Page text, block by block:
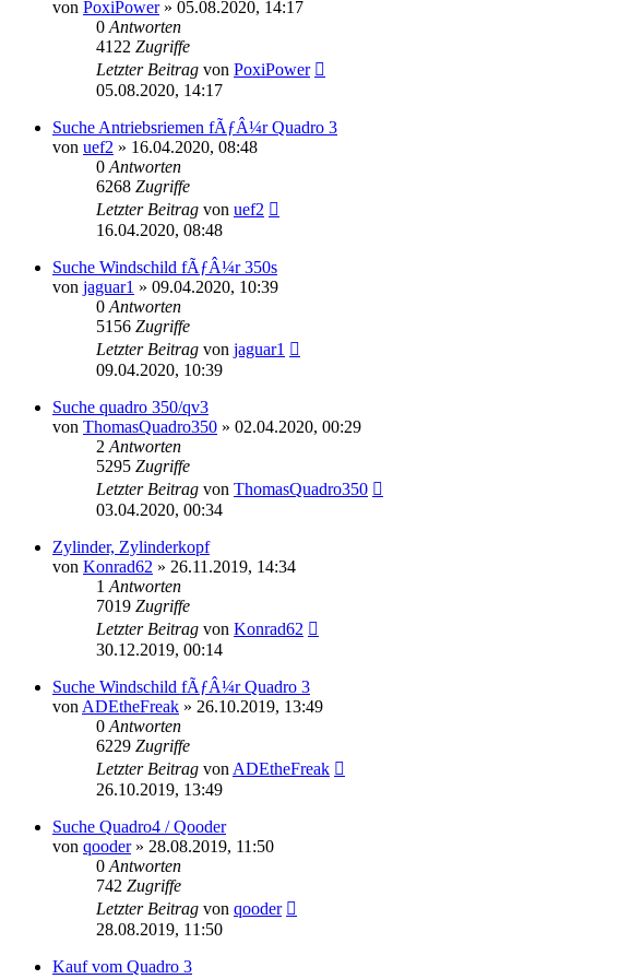
von PoxiPower» 05.08.2020, 14:17
0 Antworten
4122 Zugriffe
Letzter Beitrag von PoxiPower
05.08.2020, 14:17
Suche Antriebsriemen fÃƒÂ¼r Quadro 3
von uef2 » 16.04.2020, 08:48
0 Antworten
6268 Zugriffe
Letzter Beitrag von uef2
16.04.2020, 08:48
Suche Windschild fÃƒÂ¼r 350s
von jaguar1 » 09.04.2020, 10:39
0 Antworten
5156 Zugriffe
Letzter Beitrag von jaguar1
09.04.2020, 10:39
Suche quadro 350/qv3
von ThomasQuadro350 » 02.04.2020, 00:29
2 Antworten
5295 Zugriffe
Letzter Beitrag von ThomasQuadro350
03.04.2020, 00:34
Zylinder, Zylinderkopf
von Konrad62 » 26.11.2019, 14:34
1 Antworten
7019 Zugriffe
Letzter Beitrag von Konrad62
30.12.2019, 00:14
Suche Windschild fÃƒÂ¼r Quadro 3
von ADEtheFreak » 26.10.2019, 13:49
0 Antworten
6229 Zugriffe
Letzter Beitrag von ADEtheFreak
26.10.2019, 13:49
Suche Quadro4 / Qooder
von qooder» 28.08.2019, 11:50
0 Antworten
742 Zugriffe
Letzter Beitrag von qooder
28.08.2019, 11:50
Kauf vom Quadro 3